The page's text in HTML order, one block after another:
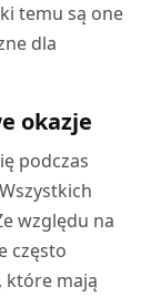
temu są one
dla
okazje
podczas
względu na
często
które mają